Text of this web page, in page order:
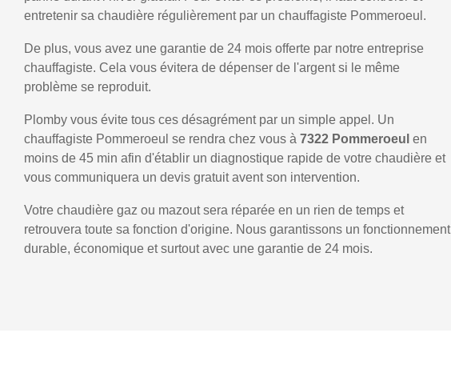
entretenir sa chaudière régulièrement par un chauffagiste Pommeroeul.
De plus, vous avez une garantie de 24 mois offerte par notre entreprise
chauffagiste. Cela vous évitera de dépenser de l'argent si le même
problème se reproduit.
Plomby vous évite tous ces désagrément par un simple appel. Un
chauffagiste Pommeroeul se rendra chez vous à 7322 Pommeroeul en
moins de 45 min afin d'établir un diagnostique rapide de votre chaudière et
vous communiquera un devis gratuit avent son intervention.
Votre chaudière gaz ou mazout sera réparée en un rien de temps et
retrouvera toute sa fonction d'origine. Nous garantissons un fonctionnement
durable, économique et surtout avec une garantie de 24 mois.